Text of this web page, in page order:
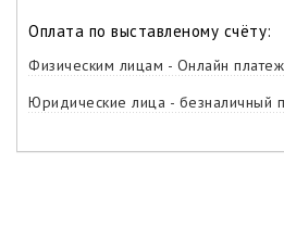
Оплата по выставленому счёту:
Физическим лицам - Онлайн
Юридические лица - безналичный